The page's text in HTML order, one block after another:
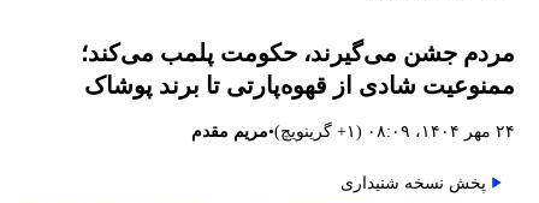
مردم جشن می‌گیرند، حکومت پلمب می‌کند؛
ممنوعیت شادی از قهوه‌پارتی تا برند پوشاک
۲۴ مهر ۱۴۰۴، ۰۸:۰۹ (‎+۱ گرینویچ) •مریم مقدم
پخش نسخه شنیداری